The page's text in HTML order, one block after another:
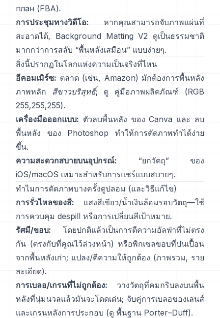
план (FBA).
การประชุมทางวิดีโอ: หากคุณสามารถจับภาพแผ่นที่
สะอาดได้, Background Matting V2 ดูเป็นธรรมชาติ
มากกว่าการสลับ “พื้นหลังเสมือน” แบบง่ายๆ.
สิ่งนี้ปรากฏในโลกแห่งความเป็นจริงที่ไหน
อีคอมเมิร์ซ: ตลาด (เช่น, Amazon) มักต้องการพื้นหลัง
ภาพหลัก สีขาวบริสุทธิ์; ดู คู่มือภาพผลิตภัณฑ์
(RGB
255,255,255).
เครื่องมือออกแบบ: ตัวลบพื้นหลัง ของ Canva และ ลบ
พื้นหลัง ของ Photoshop
ทำให้การตัดภาพทำได้ง่าย
ขึ้น.
ความสะดวกสบายบนอุปกรณ์: “ยกวัตถุ” ของ
iOS/macOS เหมาะสำหรับการแชร์แบบสบายๆ.
ทำไมการตัดภาพบางครั้งดูปลอม (และวิธีแก้ไข)
การรั่วไหลของสี: แสงสีเขียว/น้ำเงินล้อมรอบวัตถุ—ใช้
การควบคุม despill หรือการเปลี่ยนสีเป้าหมาย.
รัศมี/ขอบ: โดยปกติแล้วเป็นการตีความอัลฟ่าที่ไม่ตรง
กัน (ตรงกับที่คูณไว้ล่วงหน้า) หรือพิกเซลขอบที่ปนเปื้อน
จากพื้นหลังเก่า; แปลง/ตีความให้ถูกต้อง (ภาพรวม, ราย
ละเอียด).
การเบลอ/เกรนที่ไม่ถูกต้อง: วางวัตถุที่คมกริบลงบนพื้น
หลังที่นุ่มนวลแล้วมันจะโดดเด่น; จับคู่การเบลอของเลนส์
และเกรนหลังการประกอบ (ดู พื้นฐาน Porter–Duff).